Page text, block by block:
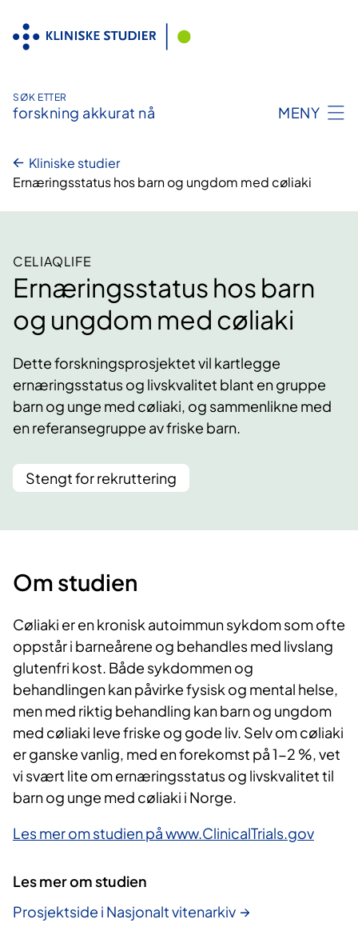
innhold
SØK ETTER
forskning akkurat nå MENY
Kliniske studier
Ernæringsstatus hos barn og ungdom med cøliaki
CELIAQLIFE
Ernæringsstatus hos barn
og ungdom med cøliaki
Dette forskningsprosjektet vil kartlegge
ernæringsstatus og livskvalitet blant en gruppe
barn og unge med cøliaki, og sammenlikne med
en referansegruppe av friske barn.
Stengt for rekruttering
Om studien
Cøliaki er en kronisk autoimmun sykdom som ofte
oppstår i barneårene og behandles med livslang
glutenfri kost. Både sykdommen og
behandlingen kan påvirke fysisk og mental helse,
men med riktig behandling kan barn og ungdom
med cøliaki leve friske og gode liv. Selv om cøliaki
er ganske vanlig, med en forekomst på 1-2 %, vet
vi svært lite om ernæringsstatus og livskvalitet til
barn og unge med cøliaki i Norge.
Les mer om studien på www.ClinicalTrials.gov
Les mer om studien
Prosjektside i Nasjonalt vitenarkiv